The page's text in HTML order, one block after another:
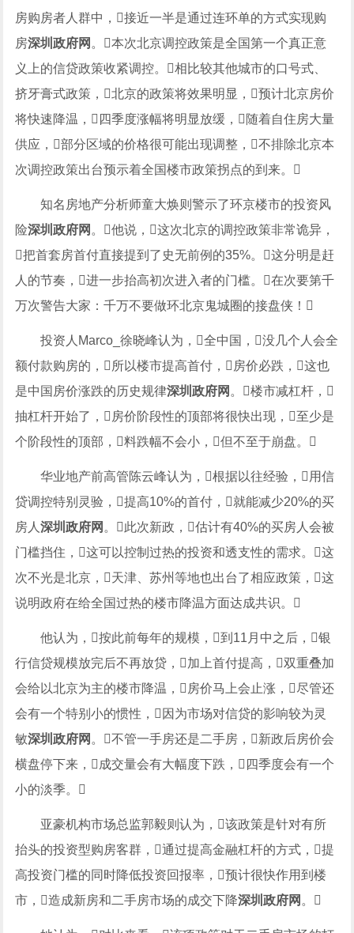
房购房者人群中，接近一半是通过连环单的方式实现购
房深圳政府网 。本次北京调控政策是全国第一个真正意
义上的信贷政策收紧调控。相比较其他城市的口号式、
挤牙膏式政策，北京的政策将效果明显，预计北京房价
将快速降温，四季度涨幅将明显放缓，随着自住房大量
供应，部分区域的价格很可能出现调整，不排除北京本
次调控政策出台预示着全国楼市政策拐点的到来。
知名房地产分析师童大焕则警示了环京楼市的投资风
险深圳政府网 。他说，这次北京的调控政策非常诡异，
把首套房首付直接提到了史无前例的35%。这分明是赶
人的节奏，进一步抬高初次进入者的门槛。在次要第千
万次警告大家：千万不要做环北京鬼城圈的接盘侠！
投资人Marco_徐晓峰认为，全中国，没几个人会全
额付款购房的，所以楼市提高首付，房价必跌，这也
是中国房价涨跌的历史规律深圳政府网 。楼市减杠杆，
抽杠杆开始了，房价阶段性的顶部将很快出现，至少是
个阶段性的顶部，料跌幅不会小，但不至于崩盘。
华业地产前高管陈云峰认为，根据以往经验，用信
贷调控特别灵验，提高10%的首付，就能减少20%的买
房人深圳政府网 。此次新政，估计有40%的买房人会被
门槛挡住，这可以控制过热的投资和透支性的需求。这
次不光是北京，天津、苏州等地也出台了相应政策，这
说明政府在给全国过热的楼市降温方面达成共识。
他认为，按此前每年的规模，到11月中之后，银
行信贷规模放完后不再放贷，加上首付提高，双重叠加
会给以北京为主的楼市降温，房价马上会止涨，尽管还
会有一个特别小的惯性，因为市场对信贷的影响较为灵
敏深圳政府网 。不管一手房还是二手房，新政后房价会
横盘停下来，成交量会有大幅度下跌，四季度会有一个
小的淡季。
亚豪机构市场总监郭毅则认为，该政策是针对有所
抬头的投资型购房客群，通过提高金融杠杆的方式，提
高投资门槛的同时降低投资回报率，预计很快作用到楼
市，造成新房和二手房市场的成交下降深圳政府网 。